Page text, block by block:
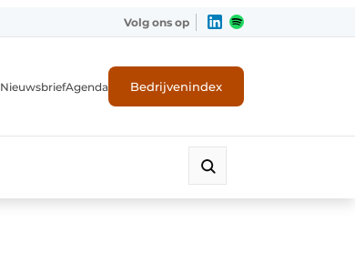
Volg ons op
NieuwsbriefAgenda Bedrijvenindex